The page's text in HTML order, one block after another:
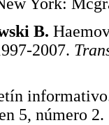
B.
2007.
5,